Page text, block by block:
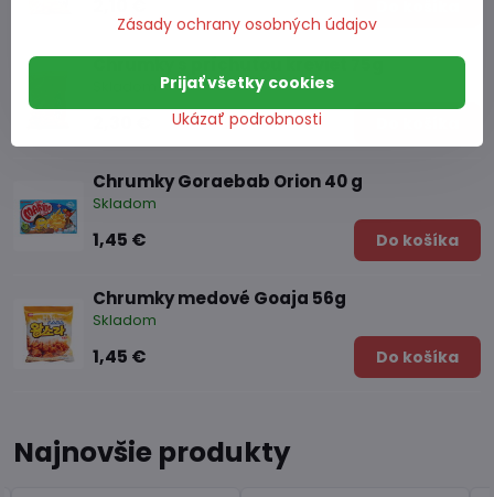
Chrumky s príchuťou kreviet 75g
Chrumky Goraebab Orion 40 g
Skladom
1,45 € Do košíka
Chrumky medové Goaja 56g
Skladom
1,45 € Do košíka
Najnovšie produkty
Zásady ochrany osobných údajov
Ukázať podrobnosti
Prijať všetky cookies